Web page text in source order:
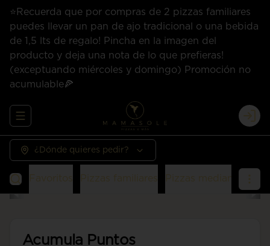
⭐Recuerda que por compras de 2 pizzas familiares
puedes llevar un pan de ajo tradicional o una bebida
de 1,5 lts de regalo! Pincha en la imagen del
producto y deja una nota de lo que prefieras!
(exceptuando miércoles y domingo) Promoción no
acumulable🍕
Abrir menu de navegación
¿Dónde quieres pedir?
Acumula Puntos